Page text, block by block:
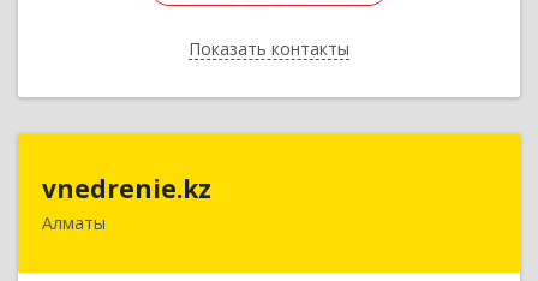
Показать контакты
Назад
vnedrenie.kz
АлматыКазахстан, г.Алматы, ул.Прокофьева 45-56